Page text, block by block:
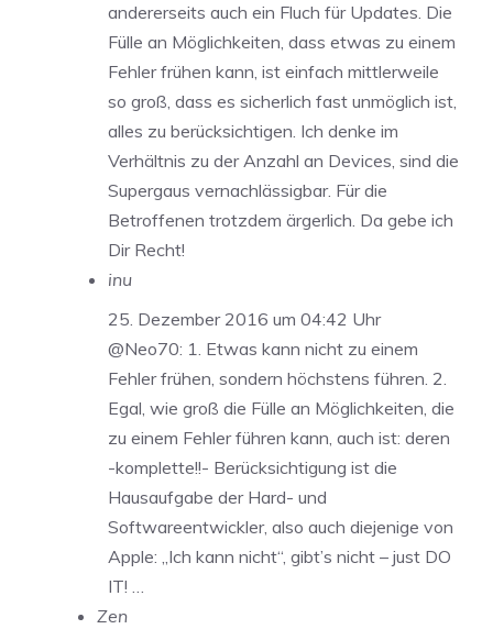
andererseits auch ein Fluch für Updates. Die
Fülle an Möglichkeiten, dass etwas zu einem
Fehler frühen kann, ist einfach mittlerweile
so groß, dass es sicherlich fast unmöglich ist,
alles zu berücksichtigen. Ich denke im
Verhältnis zu der Anzahl an Devices, sind die
Supergaus vernachlässigbar. Für die
Betroffenen trotzdem ärgerlich. Da gebe ich
Dir Recht!
inu
25. Dezember 2016 um 04:42 Uhr
@Neo70: 1. Etwas kann nicht zu einem
Fehler frühen, sondern höchstens führen. 2.
Egal, wie groß die Fülle an Möglichkeiten, die
zu einem Fehler führen kann, auch ist: deren
-komplette!!- Berücksichtigung ist die
Hausaufgabe der Hard- und
Softwareentwickler, also auch diejenige von
Apple: „Ich kann nicht“, gibt’s nicht – just DO
IT! …
Zen